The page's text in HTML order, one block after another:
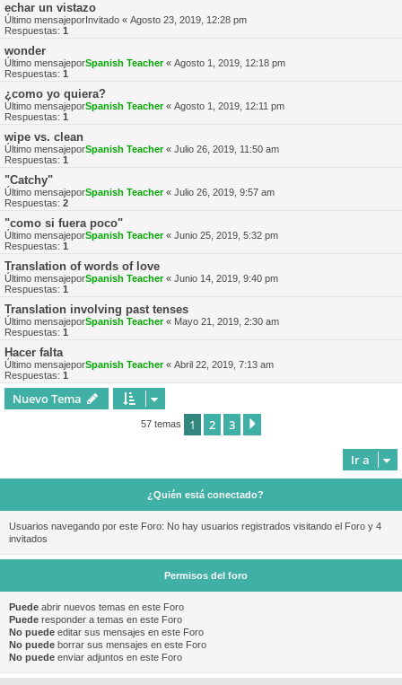
echar un vistazo
Último mensajeporInvitado « Agosto 23, 2019, 12:28 pm
Respuestas: 1
wonder
Último mensajeporSpanish Teacher« Agosto 1, 2019, 12:18 pm
Respuestas: 1
¿como yo quiera?
Último mensajeporSpanish Teacher« Agosto 1, 2019, 12:11 pm
Respuestas: 1
wipe vs. clean
Último mensajeporSpanish Teacher« Julio 26, 2019, 11:50 am
Respuestas: 1
"Catchy"
Último mensajeporSpanish Teacher« Julio 26, 2019, 9:57 am
Respuestas: 2
"como si fuera poco"
Último mensajeporSpanish Teacher« Junio 25, 2019, 5:32 pm
Respuestas: 1
Translation of words of love
Último mensajeporSpanish Teacher« Junio 14, 2019, 9:40 pm
Respuestas: 1
Translation involving past tenses
Último mensajeporSpanish Teacher« Mayo 21, 2019, 2:30 am
Respuestas: 1
Hacer falta
Último mensajeporSpanish Teacher« Abril 22, 2019, 7:13 am
Respuestas: 1
Nuevo Tema
57 temas 1 2 3
Ir a
¿Quién está conectado?
Usuarios navegando por este Foro: No hay usuarios registrados visitando el Foro y 4
invitados
Permisos del foro
Puede abrir nuevos temas en este Foro
Puede responder a temas en este Foro
No puede editar sus mensajes en este Foro
No puede borrar sus mensajes en este Foro
No puede enviar adjuntos en este Foro